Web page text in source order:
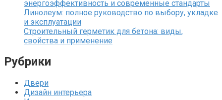
энергоэффективность и современные стандарты
Линолеум: полное руководство по выбору, укладке
и эксплуатации
Строительный герметик для бетона: виды,
свойства и применение
Рубрики
Двери
Дизайн интерьера